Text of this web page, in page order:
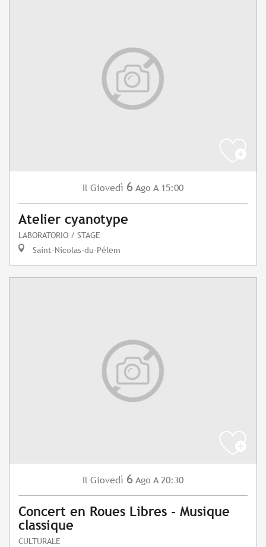
Il Giovedì 6 Ago A 15:00
Atelier cyanotype
LABORATORIO / STAGE
Saint-Nicolas-du-Pélem
Il Giovedì 6 Ago A 20:30
Concert en Roues Libres - Musique
classique
CULTURALE